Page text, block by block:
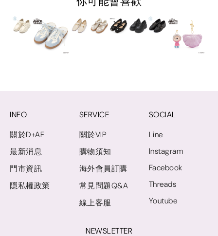
INFO
關於D+AF
最新消息
門市資訊
隱私權政策
SERVICE
關於VIP
購物須知
海外會員訂購
常見問題Q&A
線上客服
SOCIAL
Line
Instagram
Facebook
Threads
Youtube
NEWSLETTER